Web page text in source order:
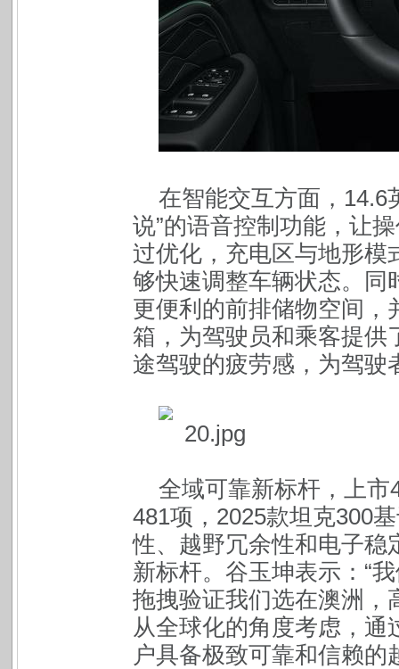
在智能交互方面，14.6
说”的语音控制功能，让
过优化，充电区与地形模
够快速调整车辆状态。同
更便利的前排储物空间，
箱，为驾驶员和乘客提供
途驾驶的疲劳感，为驾驶
全域可靠新标杆，上
481项，2025款坦克300
性、越野冗余性和电子稳
新标杆。谷玉坤表示：“
拖拽验证我们选在澳洲，
从全球化的角度考虑，
户具备极致可靠和信赖的